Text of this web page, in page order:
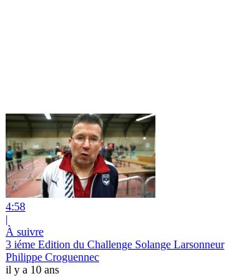
4:58
|
À suivre
3 iéme Edition du Challenge Solange Larsonneur
Philippe Croguennec
il y a 10 ans